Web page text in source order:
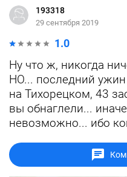
193318
29 сентября 2019
1.0
Ну что ж, никогда
НО... последний
на Тихорецком, 43
вы обнаглели...
невозможно... ибо